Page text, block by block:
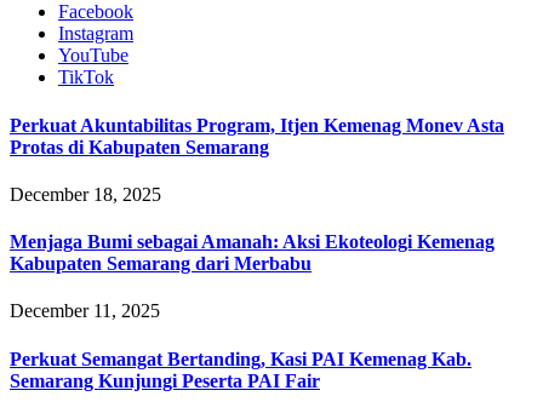
Facebook
Instagram
YouTube
TikTok
Perkuat Akuntabilitas Program, Itjen Kemenag Monev Asta
Protas di Kabupaten Semarang
December 18, 2025
Menjaga Bumi sebagai Amanah: Aksi Ekoteologi Kemenag
Kabupaten Semarang dari Merbabu
December 11, 2025
Perkuat Semangat Bertanding, Kasi PAI Kemenag Kab.
Semarang Kunjungi Peserta PAI Fair